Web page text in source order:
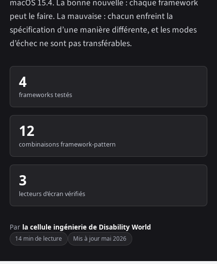
macOS 15.4. La bonne nouvelle : chaque framework
peut le faire. La mauvaise : chacun enfreint la
spécification d’une manière différente, et les modes
d’échec ne sont pas transférables.
4
frameworks testés
12
combinaisons framework-pattern
3
lecteurs d’écran vérifiés
Par la cellule ingénierie de Disability World
14 min de lecture Mis à jour mai 2026